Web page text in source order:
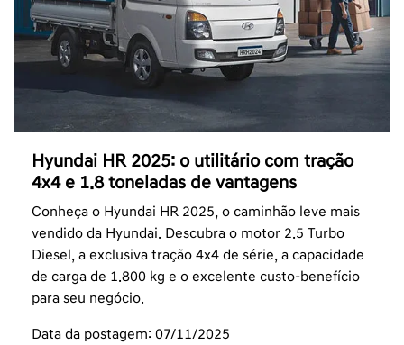
Hyundai HR 2025: o utilitário com tração
4x4 e 1.8 toneladas de vantagens
Conheça o Hyundai HR 2025, o caminhão leve mais
vendido da Hyundai. Descubra o motor 2.5 Turbo
Diesel, a exclusiva tração 4x4 de série, a capacidade
de carga de 1.800 kg e o excelente custo-benefício
para seu negócio.
Data da postagem: 07/11/2025